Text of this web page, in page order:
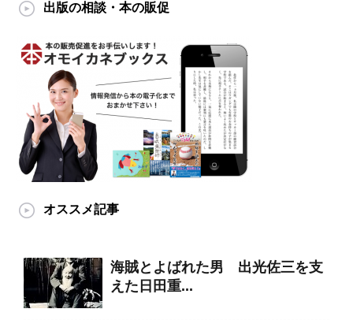
出版の相談・本の販促
オススメ記事
海賊とよばれた男 出光佐三を支
えた日田重...